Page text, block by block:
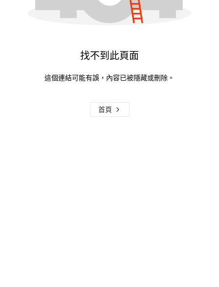
找不到此頁面
這個連結可能有誤，內容已被隱藏或刪除。
首頁